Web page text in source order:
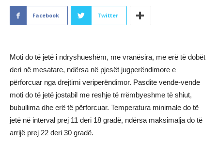
Facebook Twitter
Moti do të jetë i ndryshueshëm, me vranësira, me erë të dobët
deri në mesatare, ndërsa në pjesët jugperëndimore e
përforcuar nga drejtimi veriperëndimor. Pasdite vende-vende
moti do të jetë jostabil me reshje të rrëmbyeshme të shiut,
bubullima dhe erë të përforcuar. Temperatura minimale do të
jetë në interval prej 11 deri 18 gradë, ndërsa maksimalja do të
arrijë prej 22 deri 30 gradë.